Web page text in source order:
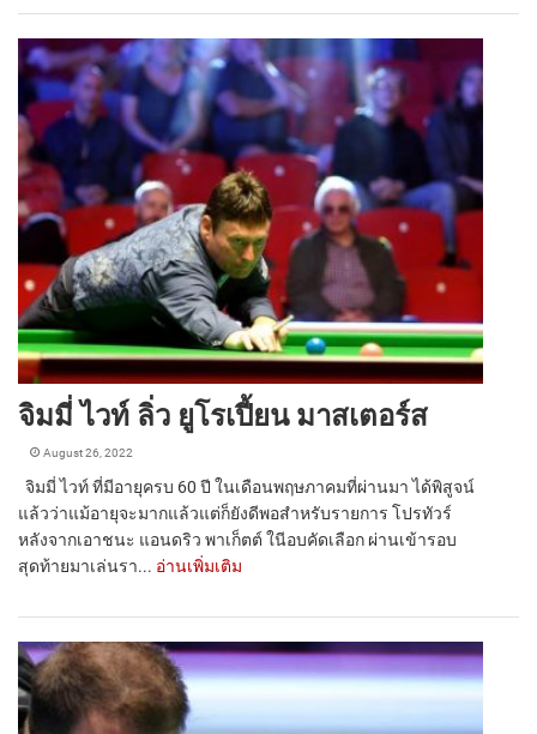
จิมมี่ ไวท์ ลิ่ว ยูโรเปี้ยน มาสเตอร์ส
August 26, 2022
จิมมี่ ไวท์ ที่มีอายุครบ 60 ปี ในเดือนพฤษภาคมที่ผ่านมา ได้พิสูจน์
แล้วว่าแม้อายุจะมากแล้วแต่ก็ยังดีพอสำหรับรายการ โปรทัวร์
หลังจากเอาชนะ แอนดริว พาเก็ตต์ ในีอบคัดเลือก ผ่านเข้ารอบ
สุดท้ายมาเล่นรา... อ่านเพิ่มเติม